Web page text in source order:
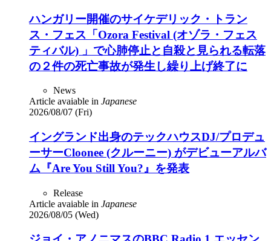
ハンガリー開催のサイケデリック・トラン
ス・フェス「Ozora Festival (オゾラ・フェス
ティバル) 」で心肺停止と自殺と見られる転落
の２件の死亡事故が発生し繰り上げ終了に
News
Article avaiable in Japanese
2026/08/07 (Fri)
イングランド出身のテックハウスDJ/プロデュ
ーサーCloonee (クルーニー) がデビューアルバ
ム『Are You Still You?』を発表
Release
Article avaiable in Japanese
2026/08/05 (Wed)